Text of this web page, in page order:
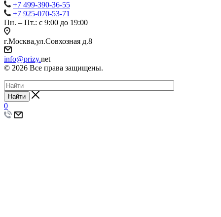
+7 499-390-36-55
+7 925-070-53-71
Пн. – Пт.: с 9:00 до 19:00
г.Москва,ул.Совхозная д.8
info@prizy.net
© 2026 Все права защищены.
Найти
0